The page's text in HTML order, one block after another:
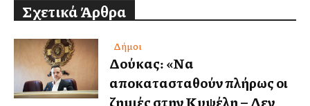
Σχετικά Άρθρα
Δήμοι
Δούκας: «Να
αποκατασταθούν πλήρως οι
ζημιές στην Κυψέλη – Δεν